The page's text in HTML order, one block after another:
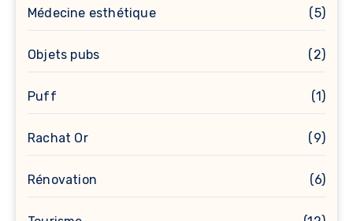
Médecine esthétique (5)
Objets pubs (2)
Puff (1)
Rachat Or (9)
Rénovation (6)